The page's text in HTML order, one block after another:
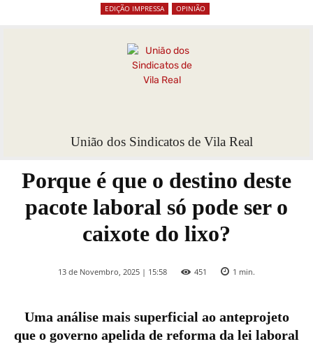
EDIÇÃO IMPRESSA OPINIÃO
União dos Sindicatos de Vila Real
Porque é que o destino deste
pacote laboral só pode ser o
caixote do lixo?
13 de Novembro, 2025 | 15:58 451 1 min.
Uma análise mais superficial ao anteprojeto
que o governo apelida de reforma da lei laboral